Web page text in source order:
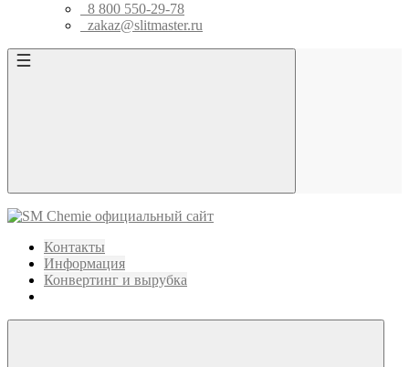
8 800 550-29-78
zakaz@slitmaster.ru
Контакты
Информация
Конвертинг и вырубка